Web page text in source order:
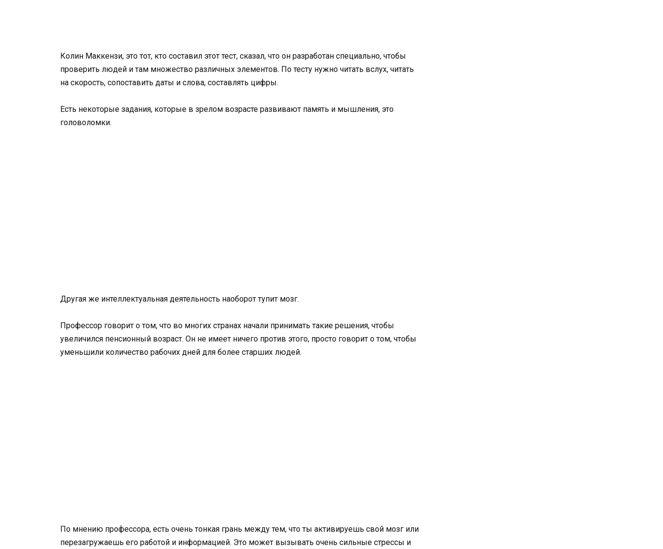
Колин Маккензи, это тот, кто составил этот тест, сказал, что он разработан специально, чтобы
проверить людей и там множество различных элементов. По тесту нужно читать вслух, читать
на скорость, сопоставить даты и слова, составлять цифры.
Есть некоторые задания, которые в зрелом возрасте развивают память и мышления, это
головоломки.
Другая же интеллектуальная деятельность наоборот тупит мозг.
Профессор говорит о том, что во многих странах начали принимать такие решения, чтобы
увеличился пенсионный возраст. Он не имеет ничего против этого, просто говорит о том, чтобы
уменьшили количество рабочих дней для более старших людей.
По мнению профессора, есть очень тонкая грань между тем, что ты активируешь свой мозг или
перезагружаешь его работой и информацией. Это может вызывать очень сильные стрессы и